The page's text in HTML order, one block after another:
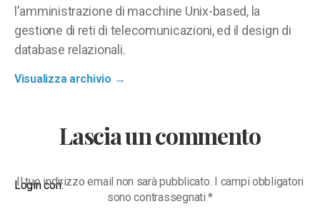
l'amministrazione di macchine Unix-based, la
gestione di reti di telecomunicazioni, ed il design di
database relazionali.
Visualizza archivio →
Lascia un commento
Login con:
Il tuo indirizzo email non sarà pubblicato. I campi obbligatori
sono contrassegnati*